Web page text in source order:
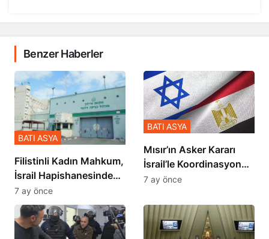
Benzer Haberler
Filistinli Kadın Mahkum,
İsrail Hapishanesindeki
Zulmü Anlattı
BATI ASYA
7 ay önce
Mısır’ın Asker Kararı
İsrail’le Koordinasyon
İçinde Gerçekleşmiş
BATI ASYA
7 ay önce